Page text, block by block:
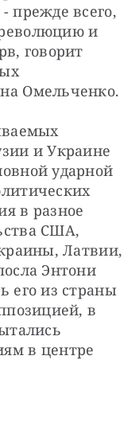
прежде всего,
и
говорит
Омельченко.
и Украине
ударной
в разное
США,
Латвии,
Энтони
его из страны
в
в центре